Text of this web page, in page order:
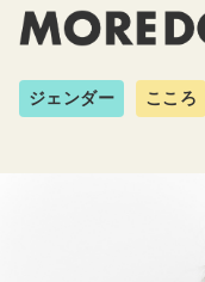
ジェンダー こころ